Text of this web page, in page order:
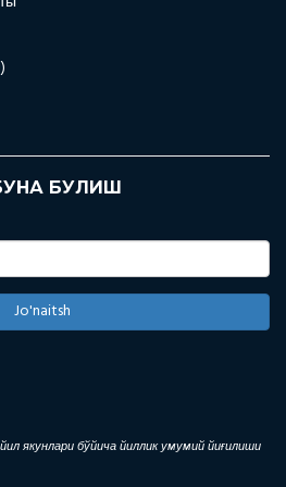
БУЛИШ
Jo'naitsh
якунлари бўйича йиллик умумий йиғилиши